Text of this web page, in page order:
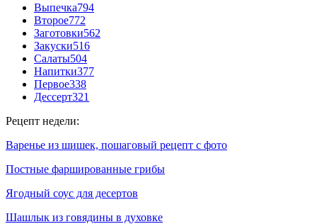
Выпечка794
Второе772
Заготовки562
Закуски516
Салаты504
Напитки377
Первое338
Дессерт321
Рецепт недели:
Варенье из шишек, пошаговый рецепт с фото
Постные фаршированные грибы
Ягодный соус для десертов
Шашлык из говядины в духовке